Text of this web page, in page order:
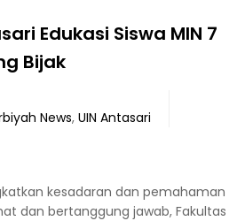
Edukasi Siswa MIN 7
Bijak
News, UIN Antasari
kesadaran dan pemahaman
dan bertanggung jawab, Fakultas